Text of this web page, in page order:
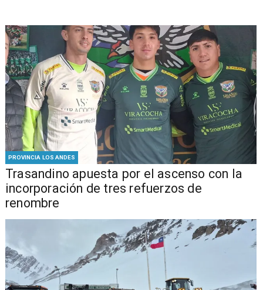
PROVINCIA LOS ANDES
Trasandino apuesta por el ascenso con la
incorporación de tres refuerzos de
renombre